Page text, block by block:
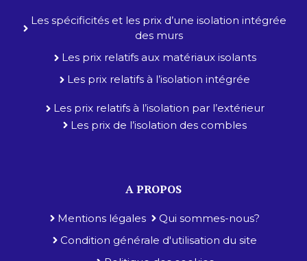
Les spécificités et les prix d’une isolation intégrée
des murs
Les prix relatifs aux matériaux isolants
Les prix relatifs à l’isolation intégrée
Les prix relatifs à l’isolation par l’extérieur
Les prix de l’isolation des combles
A PROPOS
Mentions légales
Qui sommes-nous?
Condition générale d'utilisation du site